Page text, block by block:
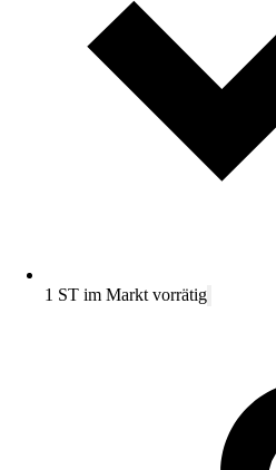
1 ST im Markt vorrätig